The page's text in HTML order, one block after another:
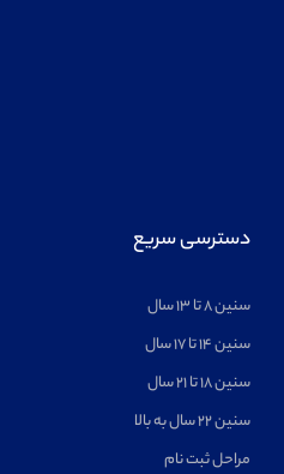
دسترسی سریع
سنین ۸ تا ۱۳ سال
سنین ۱۴ تا ۱۷ سال
سنین ۱۸ تا ۲۱ سال
سنین ۲۲ سال به بالا
مراحل ثبت نام